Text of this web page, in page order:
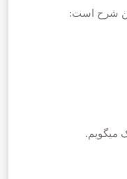
شرح است:
میگویم.